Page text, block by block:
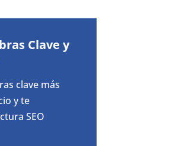
Clave y
clave más
y te
SEO